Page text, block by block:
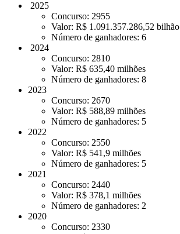
2025
Concurso: 2955
Valor: R$ 1.091.357.286,52 bilhão
Número de ganhadores: 6
2024
Concurso: 2810
Valor: R$ 635,40 milhões
Número de ganhadores: 8
2023
Concurso: 2670
Valor: R$ 588,89 milhões
Número de ganhadores: 5
2022
Concurso: 2550
Valor: R$ 541,9 milhões
Número de ganhadores: 5
2021
Concurso: 2440
Valor: R$ 378,1 milhões
Número de ganhadores: 2
2020
Concurso: 2330